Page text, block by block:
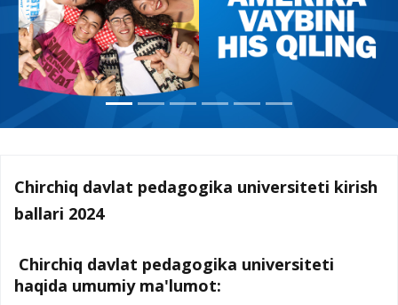
Chirchiq davlat pedagogika universiteti kirish
ballari 2024
Chirchiq davlat pedagogika universiteti
haqida umumiy ma'lumot: